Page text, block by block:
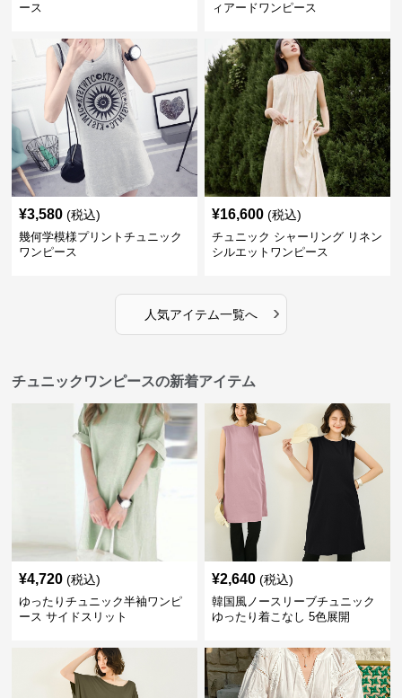
ース
ィアードワンピース
¥3,580 (税込)
幾何学模様プリントチュニック
ワンピース
¥16,600 (税込)
チュニック シャーリング リネン
シルエットワンピース
人気アイテム一覧へ ›
チュニックワンピースの新着アイテム
¥4,720 (税込)
ゆったりチュニック半袖ワンピ
ース サイドスリット
¥2,640 (税込)
韓国風ノースリーブチュニック
ゆったり着こなし 5色展開